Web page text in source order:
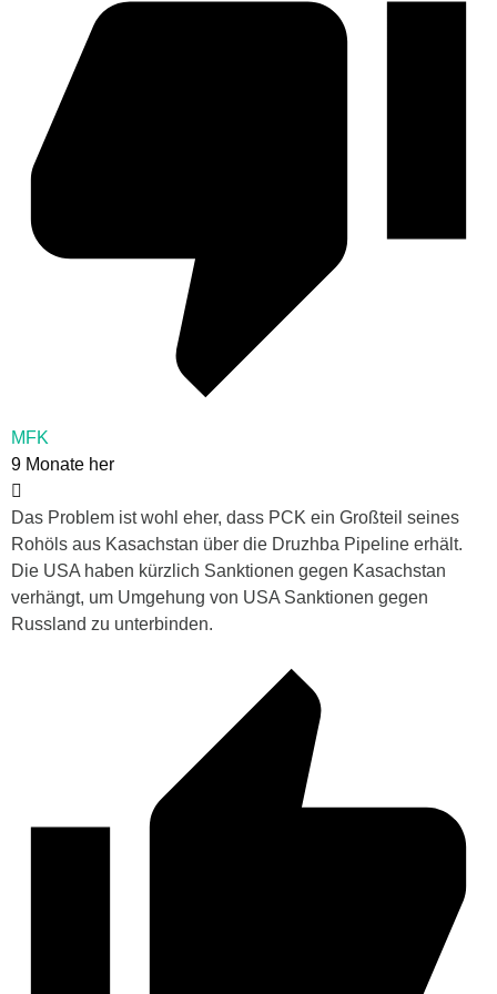
MFK
9 Monate her
Das Problem ist wohl eher, dass PCK ein Großteil seines
Rohöls aus Kasachstan über die Druzhba Pipeline erhält.
Die USA haben kürzlich Sanktionen gegen Kasachstan
verhängt, um Umgehung von USA Sanktionen gegen
Russland zu unterbinden.